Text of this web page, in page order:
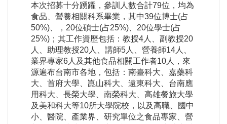
本次招募十分踴躍，參訓人數合計79位，均為
食品、營養相關科系畢業，其中39位博士(占
50%)、，20位碩士(占25%)、20位學士(占
25%)；其工作資歷包括：教授4人、副教授20
人、助理教授20人、講師5人、營養師14人、
業界專家6人及其他食品相關工作者10人，來
源遍布台南市各地，包括：南臺科大、嘉藥科
大、首府大學、崑山科大、遠東科大、台南應
用科大、長榮大學、南榮科大、高雄餐旅大學
及美和科大等10所大學院校，以及高職、國中
小、醫院、產業界、研究單位之食品專家、營